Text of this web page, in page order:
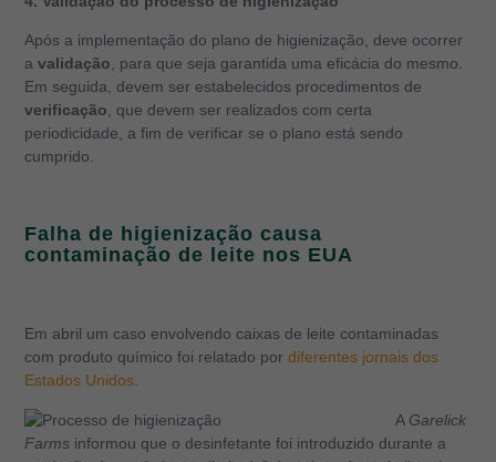
Após a implementação do plano de higienização, deve ocorrer
avalidação , para que seja garantida uma eficácia do mesmo.
Em seguida, devem ser estabelecidos procedimentos de
verificação , que devem ser realizados com certa
periodicidade, a fim de verificar se o plano está sendo
cumprido.
Falha de higienização causa
contaminação de leite nos EUA
Em abril um caso envolvendo caixas de leite contaminadas
com produto químico foi relatado pordiferentes jornais dos
Estados Unidos.
A Garelick
Farms informou que o desinfetante foi introduzido durante a